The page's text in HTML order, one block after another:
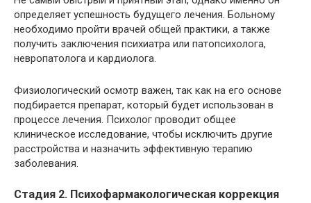
определяет успешность будущего лечения. Больному
необходимо пройти врачей общей практики, а также
получить заключения психиатра или патопсихолога,
невропатолога и кардиолога.
Физиологический осмотр важен, так как на его основе
подбирается препарат, который будет использован в
процессе лечения. Психолог проводит общее
клиническое исследование, чтобы исключить другие
расстройства и назначить эффективную терапию
заболевания.
Стадия 2. Психофармакологическая коррекция